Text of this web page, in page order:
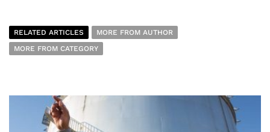
RELATED ARTICLES
MORE FROM AUTHOR
MORE FROM CATEGORY